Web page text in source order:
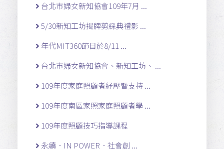
台北市婦女新知協會109年7月 ...
5/30新知工坊揭牌剪綵典禮影 ...
年代MIT360節目於8/11 ...
台北市婦女新知協會、新知工坊、 ...
109年度家庭照顧者紓壓暨支持 ...
109年度南區家照家庭照顧者學 ...
109年度照顧技巧指導課程
永續．IN POWER．社會創 ...